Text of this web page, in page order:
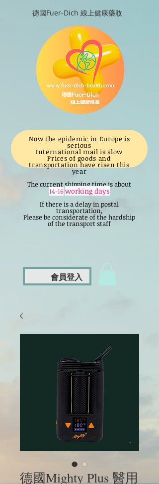
德國Fuer-Dich 線上健康藥妝
Now the epidemic in Europe is
serious
International mail is slow
Prices of goods and
transportation have risen this
year
The current shipping time is about
14-16working days
If there is a delay in postal
transportation,
Please be considerate of the hardship
of the transport staff
會員登入
德國Mighty Plus 醫用